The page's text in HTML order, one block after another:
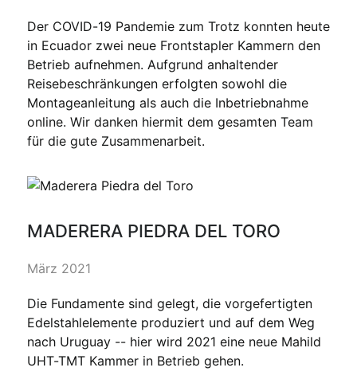
Der COVID-19 Pandemie zum Trotz konnten heute
in Ecuador zwei neue Frontstapler Kammern den
Betrieb aufnehmen. Aufgrund anhaltender
Reisebeschränkungen erfolgten sowohl die
Montageanleitung als auch die Inbetriebnahme
online. Wir danken hiermit dem gesamten Team
für die gute Zusammenarbeit.
MADERERA PIEDRA DEL TORO
März 2021
Die Fundamente sind gelegt, die vorgefertigten
Edelstahlelemente produziert und auf dem Weg
nach Uruguay -- hier wird 2021 eine neue Mahild
UHT-TMT Kammer in Betrieb gehen.